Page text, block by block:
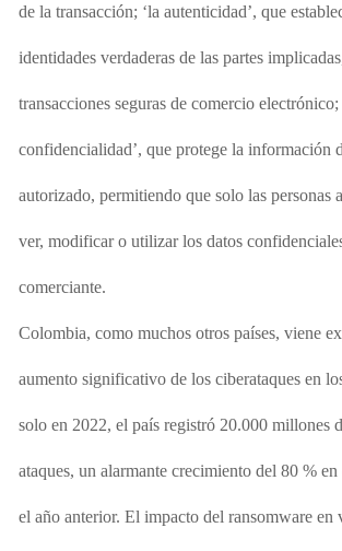
dela transacción; ‘la autenticidad’, que
identidades verdaderas de las partes
transacciones seguras de comercio electrónico;
confidencialidad’, que protege la información
autorizado, permitiendoque solo las personas
ver, modificar o utilizar los datos
comerciante.
Colombia, como muchos otros países, viene
aumento significativo de los ciberataques en
solo en 2022, el país registró 20.000 millones
ataques, un alarmante crecimiento del 80 %
el año anterior. El impacto del ransomware en